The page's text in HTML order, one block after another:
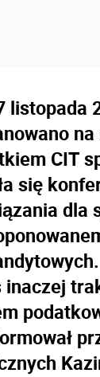
listopada
CIT
się
dla
inaczej